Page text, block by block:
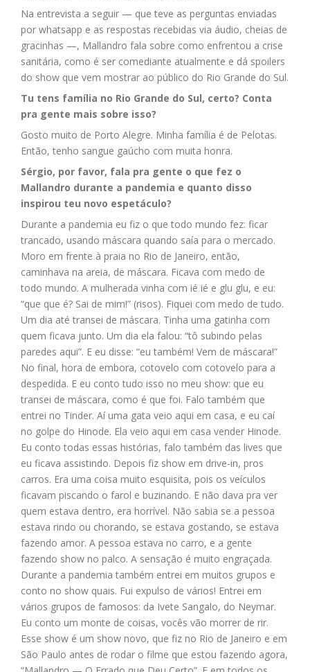
Na entrevista a seguir — que teve as perguntas enviadas
por whatsapp e as respostas recebidas via áudio, cheias de
gracinhas —, Mallandro fala sobre como enfrentou a crise
sanitária, como é ser comediante atualmente e dá spoilers
do show que vem mostrar ao público do Rio Grande do Sul.
Tu tens família no Rio Grande do Sul, certo? Conta
pra gente mais sobre isso?
Gosto muito de Porto Alegre. Minha família é de Pelotas.
Então, tenho sangue gaúcho com muita honra.
Sérgio, por favor, fala pra gente o que fez o
Mallandro durante a pandemia e quanto disso
inspirou teu novo espetáculo?
Durante a pandemia eu fiz o que todo mundo fez: ficar
trancado, usando máscara quando saía para o mercado.
Moro em frente à praia no Rio de Janeiro, então,
caminhava na areia, de máscara. Ficava com medo de
todo mundo. A mulherada vinha com ié ié e glu glu, e eu:
“que que é? Sai de mim!” (risos). Fiquei com medo de tudo.
Um dia até transei de máscara. Tinha uma gatinha com
quem ficava junto. Um dia ela falou: “tô subindo pelas
paredes aqui”. E eu disse: “eu também! Vem de máscara!”
No final, hora de embora, cotovelo com cotovelo para a
despedida. E eu conto tudo isso no meu show: que eu
transei de máscara, como é que foi. Falo também que
entrei no Tinder. Aí uma gata veio aqui em casa, e eu caí
no golpe do Hinode. Ela veio aqui em casa vender Hinode.
Eu conto todas essas histórias, falo também das lives que
eu ficava assistindo. Depois fiz show em drive-in, pros
carros. Era uma coisa muito esquisita, pois os veículos
ficavam piscando o farol e buzinando. E não dava pra ver
quem estava dentro, era horrível. Não sabia se a pessoa
estava rindo ou chorando, se estava gostando, se estava
fazendo amor. A pessoa estava no carro, e a gente
fazendo show no palco. A sensação é muito engraçada.
Durante a pandemia também entrei em muitos grupos e
conto no show quais. Fui expulso de vários! Entrei em
vários grupos de famosos: da Ivete Sangalo, do Neymar.
Eu conto um monte de coisas, vocês vão morrer de rir.
Esse show é um show novo, que fiz no Rio de Janeiro e em
São Paulo antes de rodar o filme que estou fazendo agora,